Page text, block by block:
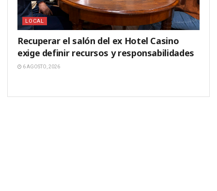
LOCAL
Recuperar el salón del ex Hotel Casino
exige definir recursos y responsabilidades
6 AGOSTO, 2026